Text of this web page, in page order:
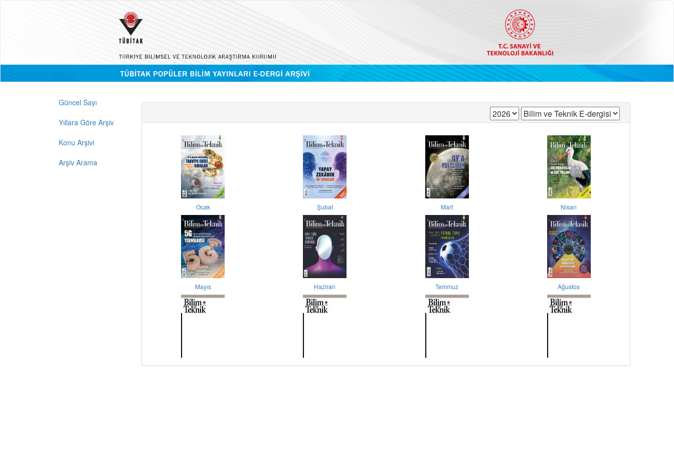
Güncel Sayı
Yıllara Göre Arşiv
Konu Arşivi
Arşiv Arama
Ocak Şubat Mart Nisan
Mayıs Haziran Temmuz Ağustos